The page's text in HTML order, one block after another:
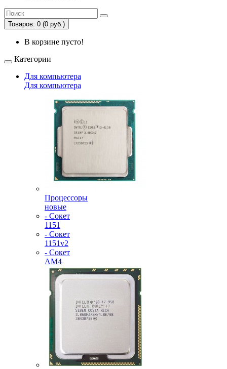
Товаров: 0 (0 руб.)
В корзине пусто!
Категории
Для компьютера
Для компьютера
Процессоры
новые
- Сокет
1151
- Сокет
1151v2
- Сокет
AM4